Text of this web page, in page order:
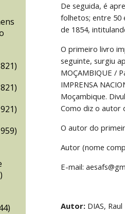
De seguida, é
folhetos; entre 50
de 1854,
O primeiro livro
seguinte, surgiu
MOÇAMBIQUE /
IMPRENSA
Moçambique.
Como diz o autor
O autor do
Autor (nome
E-mail:
Autor: DIAS,